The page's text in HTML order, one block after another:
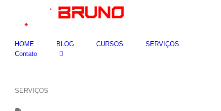
HOME BLOG CURSOS
SERVIÇOS
Contato
SERVIÇOS